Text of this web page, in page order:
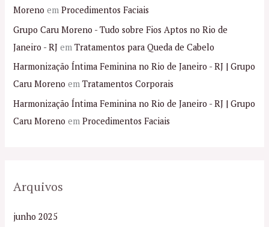
Moreno emProcedimentos Faciais
Grupo Caru Moreno - Tudo sobre Fios Aptos no Rio de
Janeiro - RJ emTratamentos para Queda de Cabelo
Harmonização Íntima Feminina no Rio de Janeiro - RJ | Grupo
Caru Moreno emTratamentos Corporais
Harmonização Íntima Feminina no Rio de Janeiro - RJ | Grupo
Caru Moreno emProcedimentos Faciais
Arquivos
junho 2025